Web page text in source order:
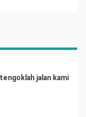
jalan kami